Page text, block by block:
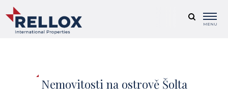
MENU
Nemovitosti na ostrově Šolta